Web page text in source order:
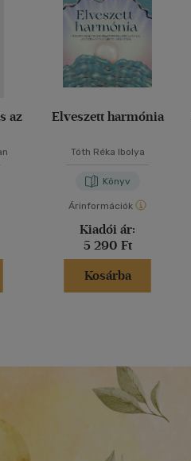
az
Elveszett harmónia
Tóth Réka Ibolya
Könyv
Árinformációk
Kiadói ár:
5 290 Ft
Kosárba